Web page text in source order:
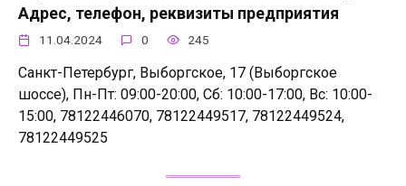
Адрес, телефон, реквизиты предприятия
11.04.2024 0 245
Санкт-Петербург, Выборгское, 17 (Выборгское
шоссе), Пн-Пт: 09:00-20:00, Сб: 10:00-17:00, Вс: 10:00-
15:00, 78122446070, 78122449517, 78122449524,
78122449525